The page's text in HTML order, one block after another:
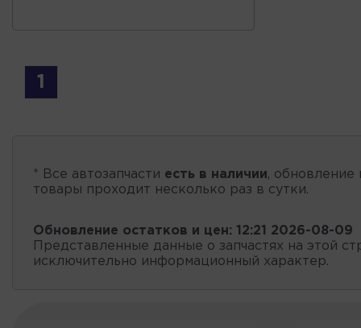
1
* Все автозапчасти есть в наличии, обновление
товары проходит несколько раз в сутки.
Обновление остатков и цен: 12:21 2026-08-09
Представленные данные о запчастях на этой
исключительно информационный характер.